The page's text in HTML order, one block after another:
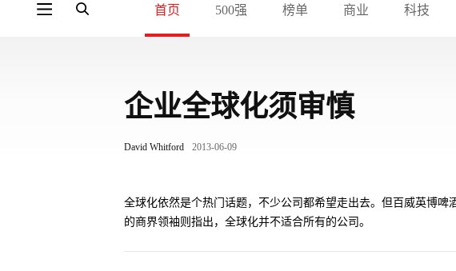
首页 500强 榜单 商业 科技
企业全球化须审慎
David Whitford 2013-06-09
全球化依然是个热门话题，不少公司都希望走出去。但百威英博啤
的商界领袖则指出，全球化并不适合所有的公司。